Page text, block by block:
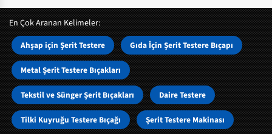
En Çok Aranan Kelimeler:
Ahşap için Şerit Testere Gıda İçin Şerit Testere Bıçapı
Metal Şerit Testere Bıçakları
Tekstil ve Sünger Şerit Bıçakları Daire Testere
Tilki Kuyruğu Testere Bıçağı Şerit Testere Makinası